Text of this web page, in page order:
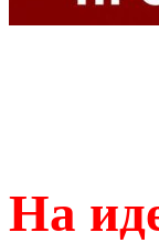
На